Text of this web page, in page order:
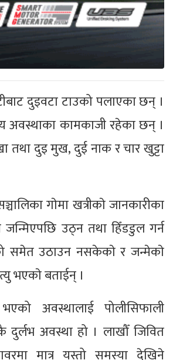
दुइवटा टाउको पलाएका छन् ।
अवस्थाका कामकाजी रहेका छन् ।
तथा दुइ मुख, दुई नाक र चार खुट्टा
गाेमा खत्रीकाे जानकारीका
जन्मिएपछि उठ्न तथा हिँडडुल गर्न
समेत उठाउन नसकेकाे र जन्मेकाे
भएकाे बताईन् ।
अवस्थालाई पोलीसिफाली
दुर्लभ अवस्था हो । लाखौँ जिवित
मात्र यस्तो समस्या देखिने